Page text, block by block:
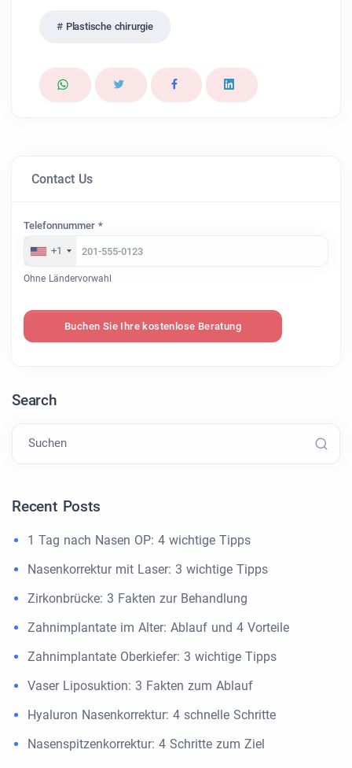
Plastische chirurgie
Contact Us
Telefonnummer *
+1
Ohne Ländervorwahl
Buchen Sie Ihre kostenlose Beratung
Search
Suchen
Recent Posts
1 Tag nach Nasen OP: 4 wichtige Tipps
Nasenkorrektur mit Laser: 3 wichtige Tipps
Zirkonbrücke: 3 Fakten zur Behandlung
Zahnimplantate im Alter: Ablauf und 4 Vorteile
Zahnimplantate Oberkiefer: 3 wichtige Tipps
Vaser Liposuktion: 3 Fakten zum Ablauf
Hyaluron Nasenkorrektur: 4 schnelle Schritte
Nasenspitzenkorrektur: 4 Schritte zum Ziel